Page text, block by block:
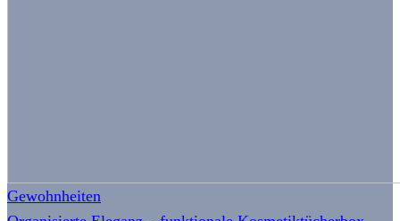
Gewohnheiten